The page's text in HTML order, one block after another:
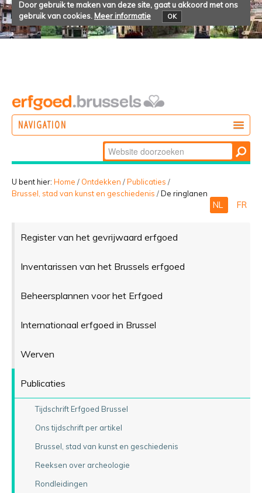
Door gebruik te maken van deze site, gaat u akkoord met ons
gebruik van cookies. Meer informatie OK
NAVIGATION
BELEVEN
Zoek
Geavanceerd
zoeken...
U bent hier: Home / Ontdekken /Publicaties /
Brussel, stad van kunst en geschiedenis /De ringlanen
NL FR
Register van het gevrijwaard erfgoed
Inventarissen van het Brussels erfgoed
Beheersplannen voor het Erfgoed
Internationaal erfgoed in Brussel
Werven
Publicaties
Tijdschrift Erfgoed Brussel
Ons tijdschrift per artikel
Brussel, stad van kunst en geschiedenis
Reeksen over archeologie
Rondleidingen